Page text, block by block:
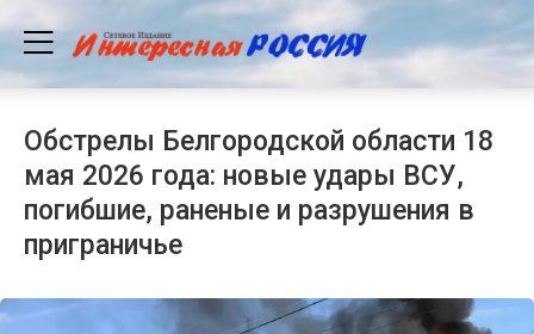
Обстрелы Белгородской области 18
мая 2026 года: новые удары ВСУ,
погибшие, раненые и разрушения в
приграничье